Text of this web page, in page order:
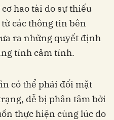
hao tài do sự thiếu
các thông tin bên
ra những quyết định
tính cảm tính.
có thể phải đối mặt
dễ bị phân tâm bởi
thực hiện cùng lúc do